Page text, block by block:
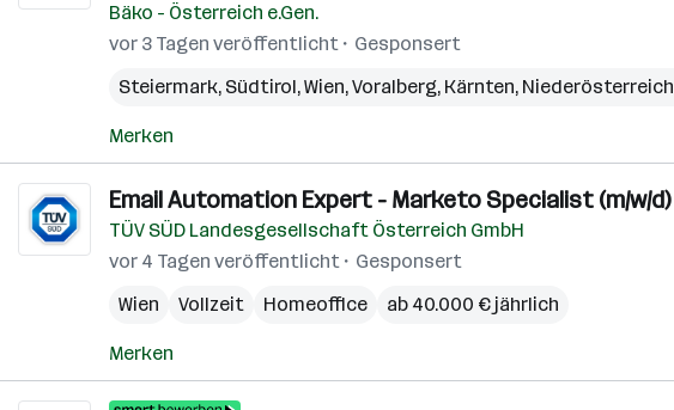
Bäko - Österreich e.Gen.
vor 3 Tagen veröffentlicht
Gesponsert
Steiermark, Südtirol,Wien,Voralberg, Kärnten, Niederösterreich
Merken
Email Automation Expert - Marketo Specialist (m/w/d)
TÜV SÜD Landesgesellschaft Österreich GmbH
vor 4 Tagen veröffentlicht
Gesponsert
Wien
Vollzeit Homeoffice ab 40.000 € jährlich
Merken